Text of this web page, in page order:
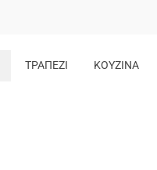
ΤΡΑΠΕΖΙ ΚΟΥΖΙΝΑ